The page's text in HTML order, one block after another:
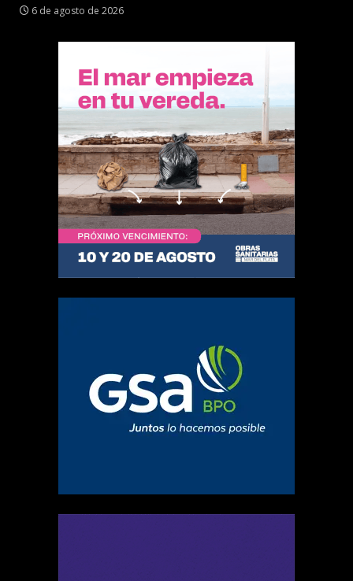
6 de agosto de 2026